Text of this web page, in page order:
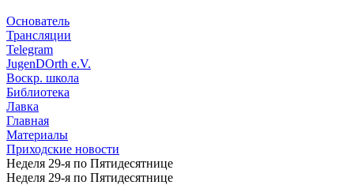
Основатель
Трансляции
Telegram
JugenDOrth e.V.
Воскр. школа
Библиотека
Лавка
Главная
Материалы
Приходские новости
Неделя 29-я по Пятидесятнице
Неделя 29-я по Пятидесятнице